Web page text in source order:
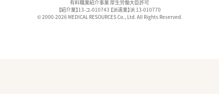
有料職業紹介事業 厚生労働大臣許可
【紹介業】13-ユ-010743 【派遣業】派 13-010770
© 2000-2026 MEDICAL RESOURCES Co., Ltd. All Rights Reserved.